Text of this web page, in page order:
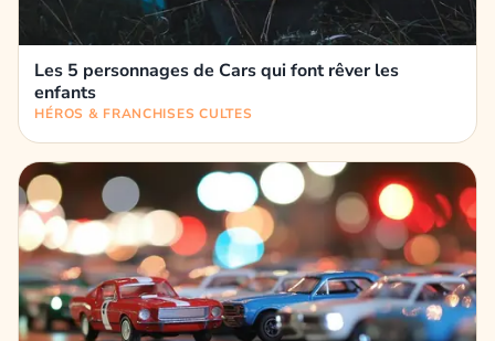
Les 5 personnages de Cars qui font rêver les
enfants
HÉROS & FRANCHISES CULTES